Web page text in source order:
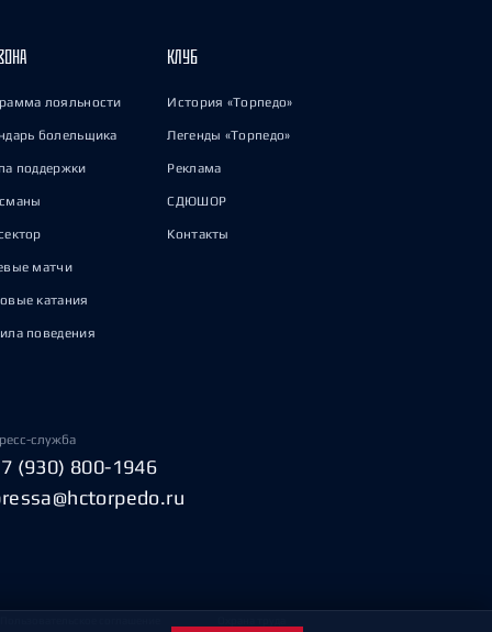
лояльности
болельщика
поддержки
матчи
катания
поведения
КЛУБ
История «Торпедо»
Легенды «Торпедо»
Реклама
СДЮШОР
Контакты
служба
(930) 800-1946